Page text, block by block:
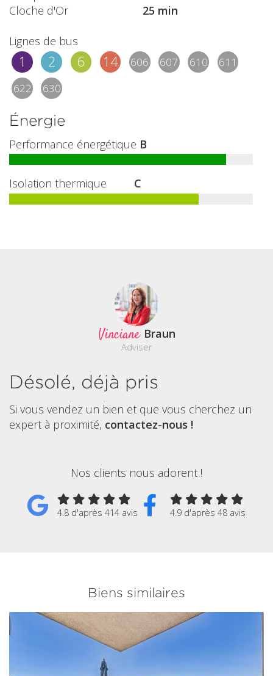
Cloche d'Or
25 min
Lignes de bus
1 2 6 14 606 607 610
611
622
630
Énergie
Performance énergétique B
Isolation thermique C
Vinciane Braun
Adviser
Désolé, déjà pris
Si vous vendez un bien et que vous cherchez un
expert à proximité, contactez-nous !
Nos clients nous adorent !
4.8 d'après 414 avis 4.9 d'après 48 avis
Biens similaires